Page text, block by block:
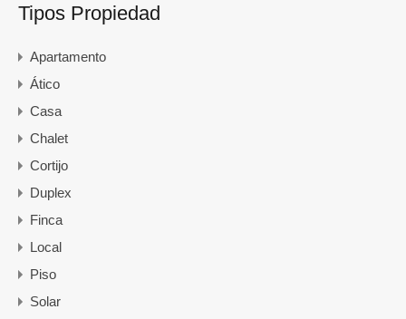
Tipos Propiedad
Apartamento
Ático
Casa
Chalet
Cortijo
Duplex
Finca
Local
Piso
Solar